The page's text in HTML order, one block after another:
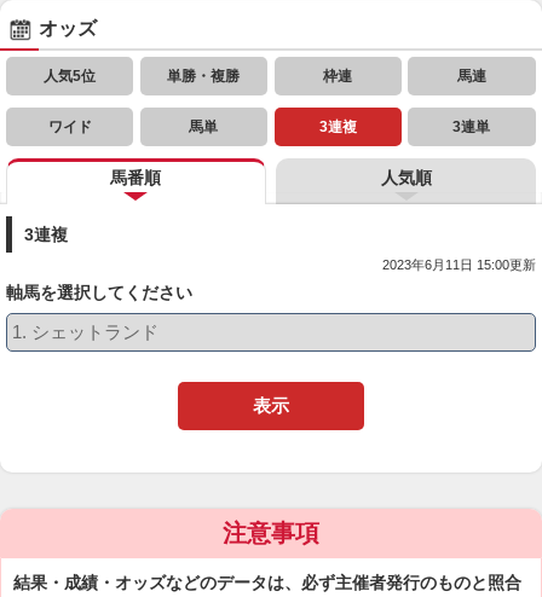
オッズ
人気5位 単勝・複勝 枠連 馬連
ワイド 馬単 3連複 3連単
馬番順 人気順
3連複
2023年6月11日 15:00更新
軸馬を選択してください
表示
注意事項
結果・成績・オッズなどのデータは、必ず主催者発行のものと照合